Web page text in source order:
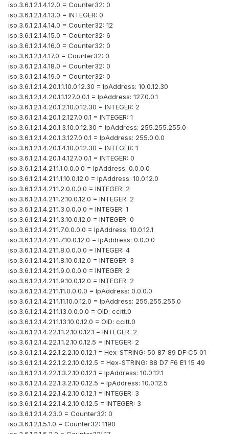
iso.3.6.1.2.1.4.12.0 = Counter32: 0
iso.3.6.1.2.1.4.13.0 = INTEGER: 0
iso.3.6.1.2.1.4.14.0 = Counter32: 12
iso.3.6.1.2.1.4.15.0 = Counter32: 6
iso.3.6.1.2.1.4.16.0 = Counter32: 0
iso.3.6.1.2.1.4.17.0 = Counter32: 0
iso.3.6.1.2.1.4.18.0 = Counter32: 0
iso.3.6.1.2.1.4.19.0 = Counter32: 0
iso.3.6.1.2.1.4.20.1.1.10.0.12.30 = IpAddress: 10.0.12.30
iso.3.6.1.2.1.4.20.1.1.127.0.0.1 = IpAddress: 127.0.0.1
iso.3.6.1.2.1.4.20.1.2.10.0.12.30 = INTEGER: 2
iso.3.6.1.2.1.4.20.1.2.127.0.0.1 = INTEGER: 1
iso.3.6.1.2.1.4.20.1.3.10.0.12.30 = IpAddress: 255.255.255.0
iso.3.6.1.2.1.4.20.1.3.127.0.0.1 = IpAddress: 255.0.0.0
iso.3.6.1.2.1.4.20.1.4.10.0.12.30 = INTEGER: 1
iso.3.6.1.2.1.4.20.1.4.127.0.0.1 = INTEGER: 0
iso.3.6.1.2.1.4.21.1.1.0.0.0.0 = IpAddress: 0.0.0.0
iso.3.6.1.2.1.4.21.1.1.10.0.12.0 = IpAddress: 10.0.12.0
iso.3.6.1.2.1.4.21.1.2.0.0.0.0 = INTEGER: 2
iso.3.6.1.2.1.4.21.1.2.10.0.12.0 = INTEGER: 2
iso.3.6.1.2.1.4.21.1.3.0.0.0.0 = INTEGER: 1
iso.3.6.1.2.1.4.21.1.3.10.0.12.0 = INTEGER: 0
iso.3.6.1.2.1.4.21.1.7.0.0.0.0 = IpAddress: 10.0.12.1
iso.3.6.1.2.1.4.21.1.7.10.0.12.0 = IpAddress: 0.0.0.0
iso.3.6.1.2.1.4.21.1.8.0.0.0.0 = INTEGER: 4
iso.3.6.1.2.1.4.21.1.8.10.0.12.0 = INTEGER: 3
iso.3.6.1.2.1.4.21.1.9.0.0.0.0 = INTEGER: 2
iso.3.6.1.2.1.4.21.1.9.10.0.12.0 = INTEGER: 2
iso.3.6.1.2.1.4.21.1.11.0.0.0.0 = IpAddress: 0.0.0.0
iso.3.6.1.2.1.4.21.1.11.10.0.12.0 = IpAddress: 255.255.255.0
iso.3.6.1.2.1.4.21.1.13.0.0.0.0 = OID: ccitt.0
iso.3.6.1.2.1.4.21.1.13.10.0.12.0 = OID: ccitt.0
iso.3.6.1.2.1.4.22.1.1.2.10.0.12.1 = INTEGER: 2
iso.3.6.1.2.1.4.22.1.1.2.10.0.12.5 = INTEGER: 2
iso.3.6.1.2.1.4.22.1.2.2.10.0.12.1 = Hex-STRING: 50 87 89 DF C5 01
iso.3.6.1.2.1.4.22.1.2.2.10.0.12.5 = Hex-STRING: 88 D7 F6 E1 15 49
iso.3.6.1.2.1.4.22.1.3.2.10.0.12.1 = IpAddress: 10.0.12.1
iso.3.6.1.2.1.4.22.1.3.2.10.0.12.5 = IpAddress: 10.0.12.5
iso.3.6.1.2.1.4.22.1.4.2.10.0.12.1 = INTEGER: 3
iso.3.6.1.2.1.4.22.1.4.2.10.0.12.5 = INTEGER: 3
iso.3.6.1.2.1.4.23.0 = Counter32: 0
iso.3.6.1.2.1.5.1.0 = Counter32: 1190